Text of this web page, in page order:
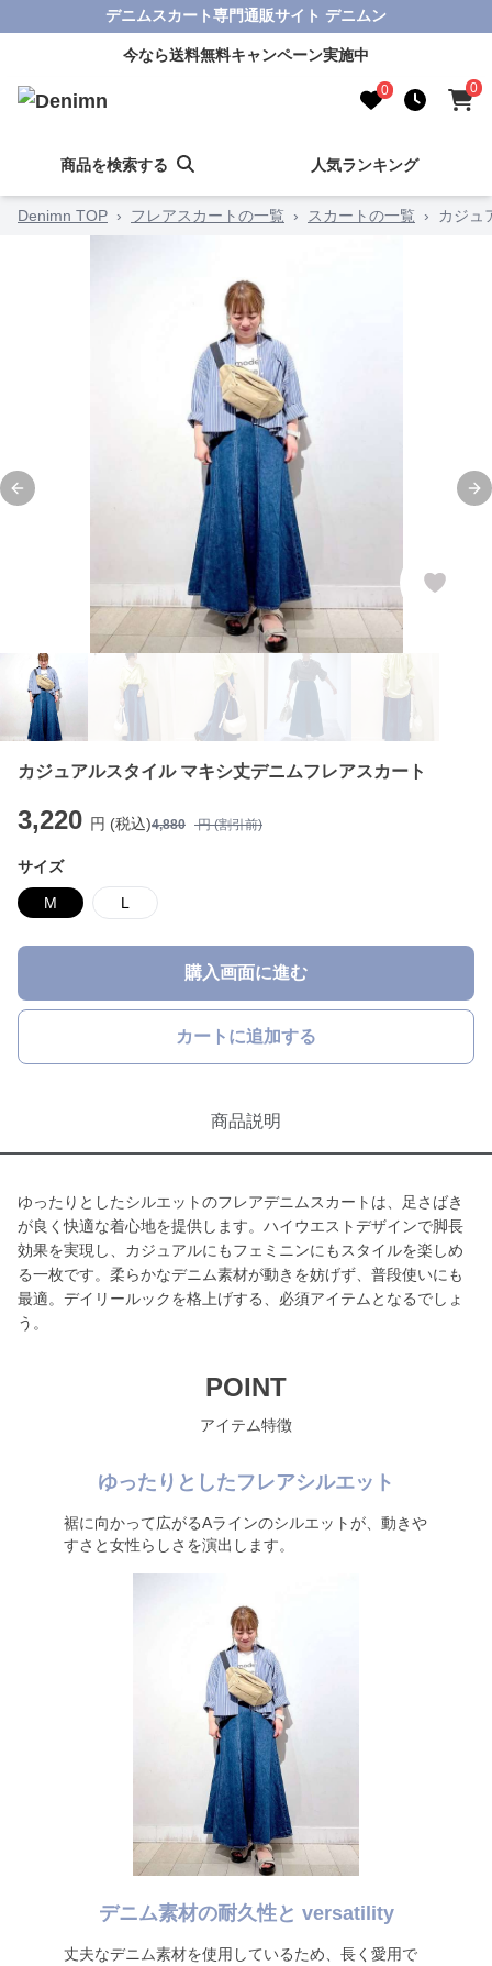
デニムスカート専門通販サイト デニムン
今なら送料無料キャンペーン実施中
0 0
商品を検索する 人気ランキング
Denimn TOP › フレアスカートの一覧 › スカートの一覧 › カジュ
Previous slide
カジュアルスタイル マキシ丈デニムフレアスカート
3,220 円 (税込)4,880 円 (割引前)
サイズ
M L
購入画面に進む
カートに追加する
商品説明
ゆったりとしたシルエットのフレアデニムスカートは、足さばき
が良く快適な着心地を提供します。ハイウエストデザインで脚長
効果を実現し、カジュアルにもフェミニンにもスタイルを楽しめ
る一枚です。柔らかなデニム素材が動きを妨げず、普段使いにも
最適。デイリールックを格上げする、必須アイテムとなるでしょ
う。
POINT
アイテム特徴
ゆったりとしたフレアシルエット
裾に向かって広がるAラインのシルエットが、動きや
すさと女性らしさを演出します。
デニム素材の耐久性と versatility
丈夫なデニム素材を使用しているため、長く愛用で